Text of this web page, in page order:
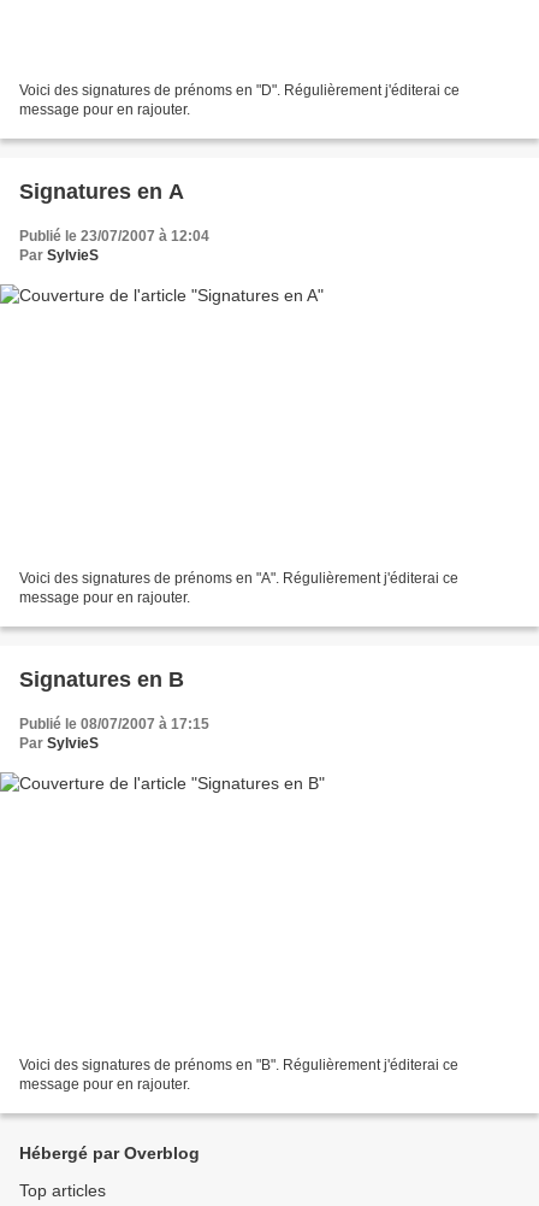
Voici des signatures de prénoms en "D". Régulièrement j'éditerai ce
message pour en rajouter.
Signatures en A
Publié le 23/07/2007 à 12:04
Par SylvieS
Voici des signatures de prénoms en "A". Régulièrement j'éditerai ce
message pour en rajouter.
Signatures en B
Publié le 08/07/2007 à 17:15
Par SylvieS
Voici des signatures de prénoms en "B". Régulièrement j'éditerai ce
message pour en rajouter.
Hébergé par Overblog
Top articles